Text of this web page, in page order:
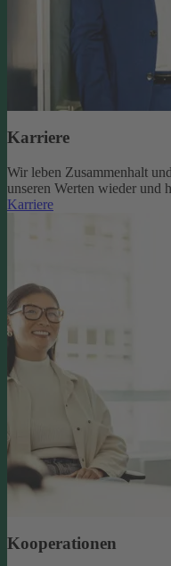
Karriere
Wir leben Zusammenhalt
unseren Werten wieder und
Karriere
Kooperationen